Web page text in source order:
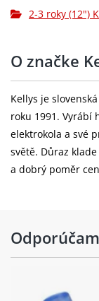
doplňky:
brzdové lanká:
2-3 roky (12")
O značke
Kellys je
roku 1991. Vyrábí
elektrokola a své
světě. Důraz
a dobrý poměr